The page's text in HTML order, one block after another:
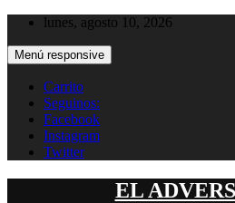
Saltar
contenido
lunes, agosto 10, 2026
Menú responsive
Carrito
Seguinos:
Facebook
Instagram
Twitter
EL